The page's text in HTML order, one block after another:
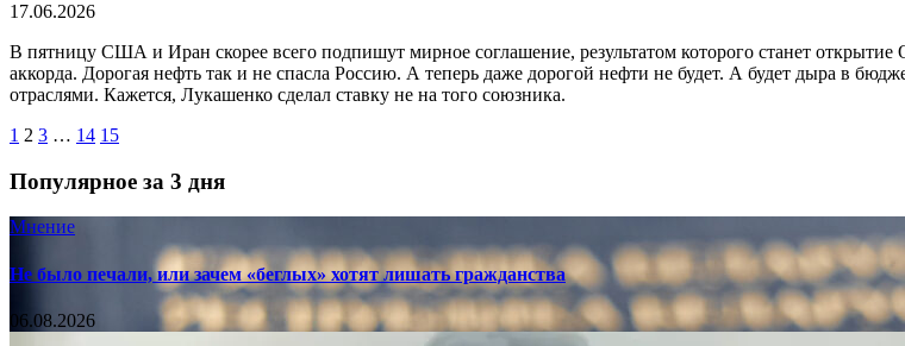
17.06.2026
В пятницу США и Иран скорее всего подпишут мирное соглашение, результатом которого станет
аккорда. Дорогая нефть так и не спасла Россию. А теперь даже дорогой нефти не будет. А будет дыра в
отраслями. Кажется, Лукашенко сделал ставку не на того союзника.
1 2 3 … 14 15
Популярное за 3 дня
Мнение
Не было печали, или зачем «беглых» хотят лишать гражданства
06.08.2026